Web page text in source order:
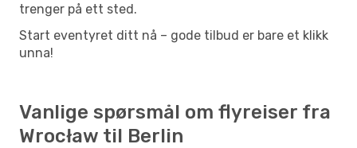
trenger på ett sted.
Start eventyret ditt nå – gode tilbud er bare et klikk
unna!
Vanlige spørsmål om flyreiser fra
Wrocław til Berlin